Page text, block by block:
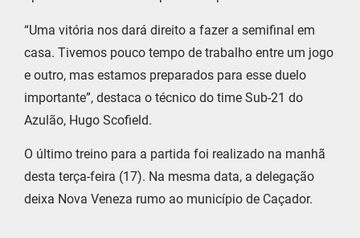
“Uma vitória nos dará direito a fazer a semifinal em
casa. Tivemos pouco tempo de trabalho entre um jogo
e outro, mas estamos preparados para esse duelo
importante”, destaca o técnico do time Sub-21 do
Azulão, Hugo Scofield.
O último treino para a partida foi realizado na manhã
desta terça-feira (17). Na mesma data, a delegação
deixa Nova Veneza rumo ao município de Caçador.